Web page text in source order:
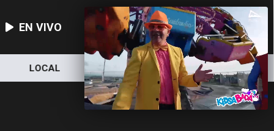
EN VIVO
LOCAL NACIONAL DEPORTES